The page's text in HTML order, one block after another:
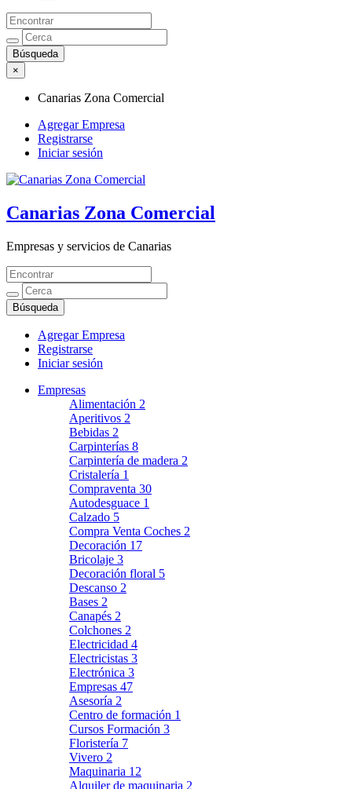
×
Canarias Zona Comercial
Agregar Empresa
Registrarse
Iniciar sesión
Canarias Zona Comercial
Empresas y servicios de Canarias
Agregar Empresa
Registrarse
Iniciar sesión
Empresas
Alimentación 2
Aperitivos 2
Bebidas 2
Carpinterías 8
Carpintería de madera 2
Cristalería 1
Compraventa 30
Autodesguace 1
Calzado 5
Compra Venta Coches 2
Decoración 17
Bricolaje 3
Decoración floral 5
Descanso 2
Bases 2
Canapés 2
Colchones 2
Electricidad 4
Electricistas 3
Electrónica 3
Empresas 47
Asesoría 2
Centro de formación 1
Cursos Formación 3
Floristería 7
Vivero 2
Maquinaria 12
Alquiler de maquinaria 2